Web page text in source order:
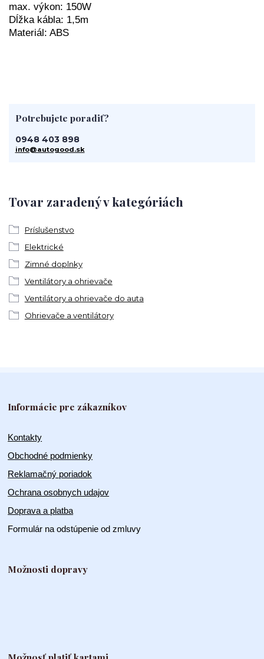
max. výkon: 150W
Dĺžka kábla: 1,5m
Materiál: ABS
Tovar zaradený v kategóriách
Príslušenstvo
Elektrické
Zimné doplnky
Ventilátory a ohrievače
Ventilátory a ohrievače do auta
Ohrievače a ventilátory
Potrebujete poradiť?
0948 403 898
info@autogood.sk
Informácie pre zákazníkov
Kontakty
Obchodné podmienky
Reklamačný poriadok
Ochrana osobnych udajov
Doprava a platba
Formulár na odstúpenie od zmluvy
Možnosti dopravy